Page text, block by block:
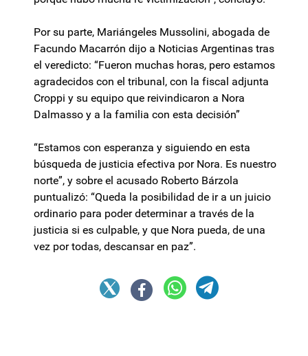
Por su parte, Mariángeles Mussolini, abogada de
Facundo Macarrón dijo a Noticias Argentinas tras
el veredicto: “Fueron muchas horas, pero estamos
agradecidos con el tribunal, con la fiscal adjunta
Croppi y su equipo que reivindicaron a Nora
Dalmasso y a la familia con esta decisión”
“Estamos con esperanza y siguiendo en esta
búsqueda de justicia efectiva por Nora. Es nuestro
norte”, y sobre el acusado Roberto Bárzola
puntualizó: “Queda la posibilidad de ir a un juicio
ordinario para poder determinar a través de la
justicia si es culpable, y que Nora pueda, de una
vez por todas, descansar en paz”.